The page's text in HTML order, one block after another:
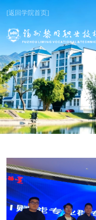
[返回学院首页]